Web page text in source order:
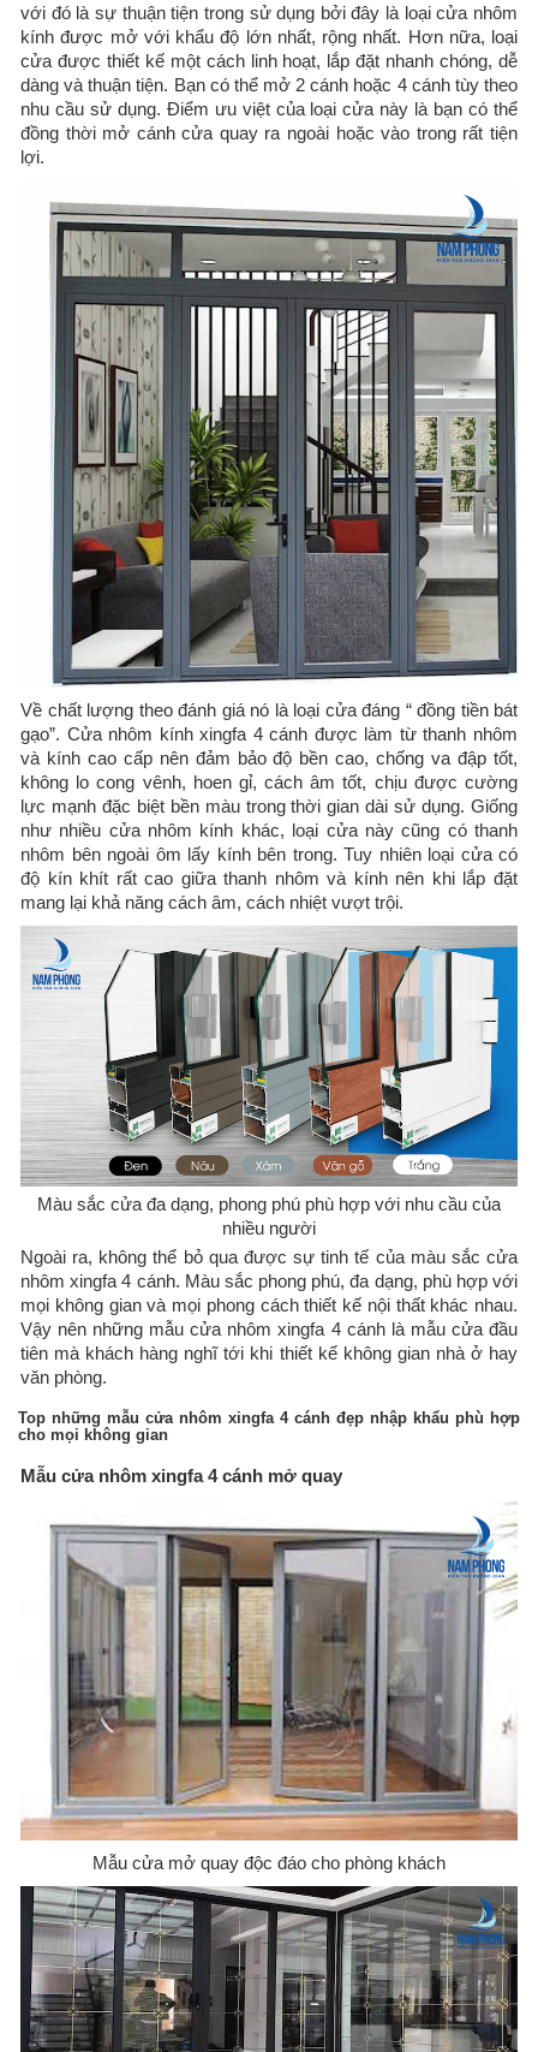
với đó là sự thuận tiện trong sử dụng bởi đây là loại cửa nhôm
kính được mở với khẩu độ lớn nhất, rộng nhất. Hơn nữa, loại
cửa được thiết kế một cách linh hoạt, lắp đặt nhanh chóng, dễ
dàng và thuận tiện. Bạn có thể mở 2 cánh hoặc 4 cánh tùy theo
nhu cầu sử dụng. Điểm ưu việt của loại cửa này là bạn có thể
đồng thời mở cánh cửa quay ra ngoài hoặc vào trong rất tiện
lợi.
Về chất lượng theo đánh giá nó là loại cửa đáng “ đồng tiền bát
gạo”. Cửa nhôm kính xingfa 4 cánh được làm từ thanh nhôm
và kính cao cấp nên đảm bảo độ bền cao, chống va đập tốt,
không lo cong vênh, hoen gỉ, cách âm tốt, chịu được cường
lực mạnh đặc biệt bền màu trong thời gian dài sử dụng. Giống
như nhiều cửa nhôm kính khác, loại cửa này cũng có thanh
nhôm bên ngoài ôm lấy kính bên trong. Tuy nhiên loại cửa có
độ kín khít rất cao giữa thanh nhôm và kính nên khi lắp đặt
mang lại khả năng cách âm, cách nhiệt vượt trội.
Màu sắc cửa đa dạng, phong phú phù hợp với nhu cầu của
nhiều người
Ngoài ra, không thể bỏ qua được sự tinh tế của màu sắc cửa
nhôm xingfa 4 cánh. Màu sắc phong phú, đa dạng, phù hợp với
mọi không gian và mọi phong cách thiết kế nội thất khác nhau.
Vậy nên những mẫu cửa nhôm xingfa 4 cánh là mẫu cửa đầu
tiên mà khách hàng nghĩ tới khi thiết kế không gian nhà ở hay
văn phòng.
Top những mẫu cửa nhôm xingfa 4 cánh đẹp nhập khẩu phù hợp
cho mọi không gian
Mẫu cửa nhôm xingfa 4 cánh mở quay
Mẫu cửa mở quay độc đáo cho phòng khách